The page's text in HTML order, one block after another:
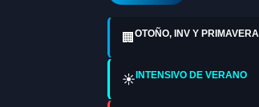
🏢OTOÑO, INV Y PRIMAVERA
☀️INTENSIVO DE VERANO